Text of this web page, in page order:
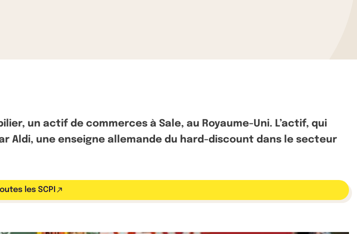
un actif de commerces à Sale, au Royaume-Uni. L’actif, qui
Aldi, une enseigne allemande du hard-discount dans le secteur
les SCPI